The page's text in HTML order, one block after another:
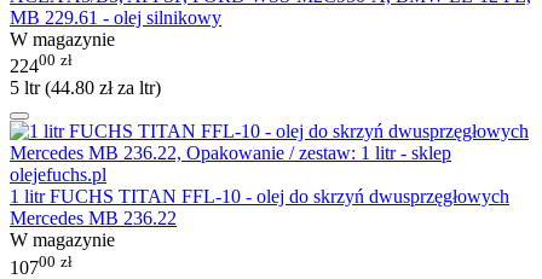
MB 229.61 - olej silnikowy
W magazynie
22400 zł
5 ltr (44.80 złza ltr)
1 litr FUCHS TITAN FFL-10 - olej do skrzyń dwusprzęgłowych
Mercedes MB 236.22
W magazynie
10700 zł